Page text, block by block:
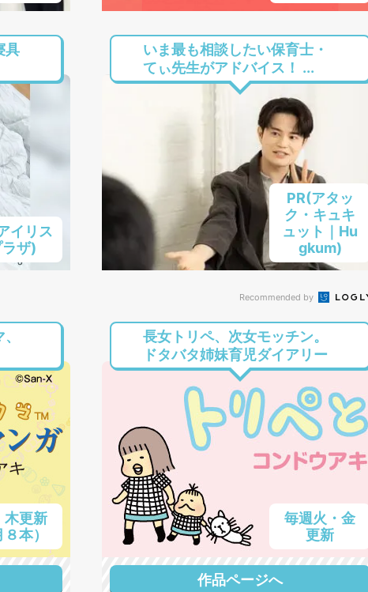
具
イリス
ラザ)
いま最も相談したい保育士・
てぃ先生がアドバイス！ ...
PR(アタッ
ク・キュキ
ュット｜Hu
gkum)
Recommended by
木更新
８本）
長女トリペ、次女モッチン。
ドタバタ姉妹育児ダイアリー
毎週火・金
更新
作品ページへ